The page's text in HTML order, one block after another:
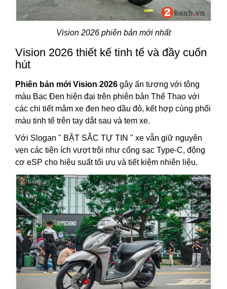
Vision 2026 phiên bản mới nhất
Vision 2026 thiết kế tinh tế và đầy cuốn
hút
Phiên bản mới Vision 2026 gây ấn tượng với tông
màu Bạc Đen hiện đại trên phiên bản Thể Thao với
các chi tiết mâm xe đen heo dầu đỏ, kết hợp cùng phối
màu tinh tế trên tay dắt sau và tem xe.
Với Slogan " BẬT SẮC TỰ TIN " xe vẫn giữ nguyên
vẹn các tiện ích vượt trội như cổng sạc Type-C, động
cơ eSP cho hiệu suất tối ưu và tiết kiệm nhiên liệu.